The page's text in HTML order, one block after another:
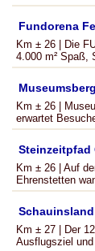
Fundorena
Km ± 26 | Die
4.000 m² Spaß,
Km ± 26 |
erwartet
Steinzeitpfad
Km ± 26 | Auf
Ehrenstetten
Schauinsland
Km ± 27 | Der
Ausflugsziel